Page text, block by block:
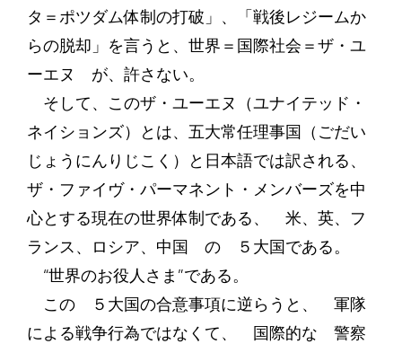
タ＝ポツダム体制の打破」、「戦後レジームか
らの脱却」を言うと、世界＝国際社会＝ザ・ユ
ーエヌ が、許さない。
そして、このザ・ユーエヌ（ユナイテッド・
ネイションズ）とは、五大常任理事国（ごだい
じょうにんりじこく）と日本語では訳される、
ザ・ファイヴ・パーマネント・メンバーズを中
心とする現在の世界体制である、 米、英、フ
ランス、ロシア、中国 の ５大国である。
“世界のお役人さま”である。
この ５大国の合意事項に逆らうと、 軍隊
による戦争行為ではなくて、 国際的な 警察